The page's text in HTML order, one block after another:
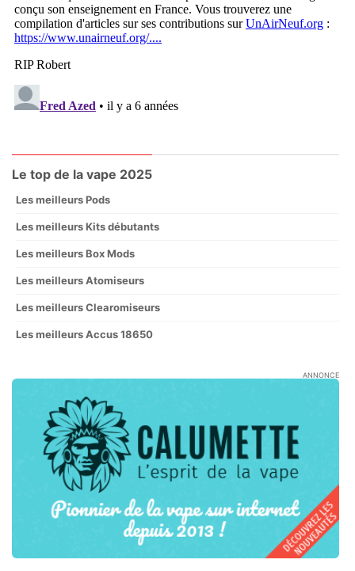
Le top de la vape 2025
Les meilleurs Pods
Les meilleurs Kits débutants
Les meilleurs Box Mods
Les meilleurs Atomiseurs
Les meilleurs Clearomiseurs
Les meilleurs Accus 18650
ANNONCE